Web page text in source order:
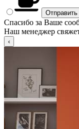
Спасибо за Ваше
Наш менеджер